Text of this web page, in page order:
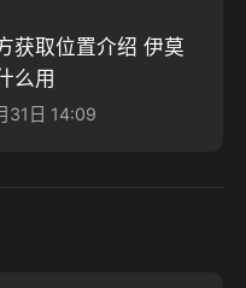
获取位置介绍 伊莫
么用
31日 14:09